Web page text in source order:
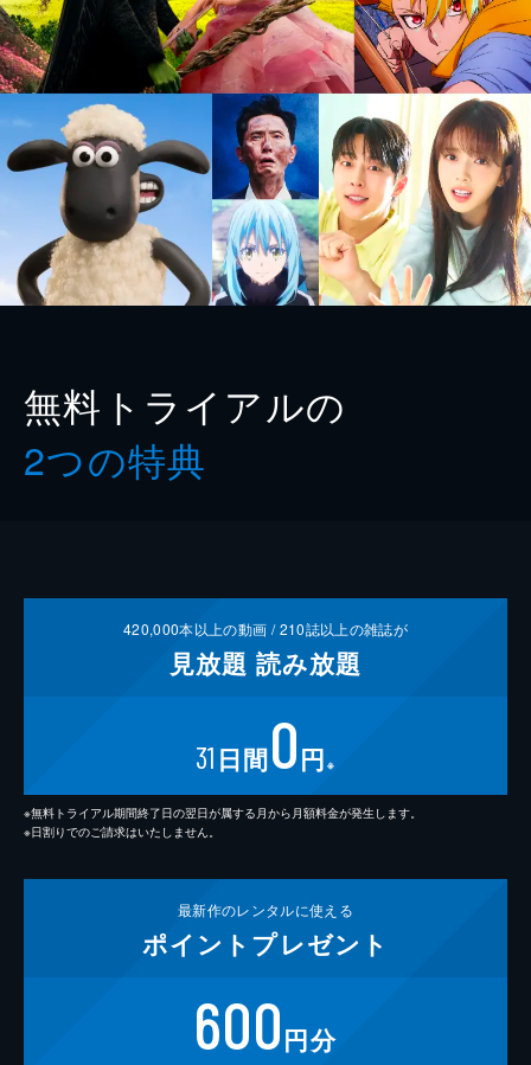
無料トライアルの
2つの特典
420,000本以上の動画 /210誌以上の雑誌が
見放題 読み放題
31 日間0円 ※
※無料トライアル期間終了日の翌日が属する月から月額料金が発生します。
※日割りでのご請求はいたしません。
最新作のレンタルに使える
ポイント プレゼント
600円分